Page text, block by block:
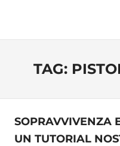
content
imprescindibile,
inevitabile
da
anche
in
TAG:
SOPRAVVIVENZA
UN TUTORIAL